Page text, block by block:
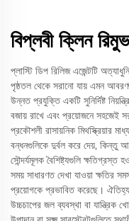
বিপ্লবী ক্লিন
প্লাস্টি ডিপ রিলিজ এজেন্টটি
পৃষ্ঠতল থেকে সরানো যায় এমন
উন্নত প্রযুক্তি একটি সুনির্দিষ্ট
বজায় রাখে এবং প্রয়োজনে সহজেই
প্রকৌশলী রাসায়নিক মিথস্ক্রিয়ার
বন্ধনগুলিকে দুর্বল করে দেয়, কিন্তু
সৌন্দর্যমূলক বৈশিষ্ট্যগুলি
সময় সাধারণত দেখা যাওয়া ক্ষতির
প্রয়োগকে প্রভাবিত করেছে।
উচ্চচাপের জল ব্যবস্থা বা যান্ত্রিক